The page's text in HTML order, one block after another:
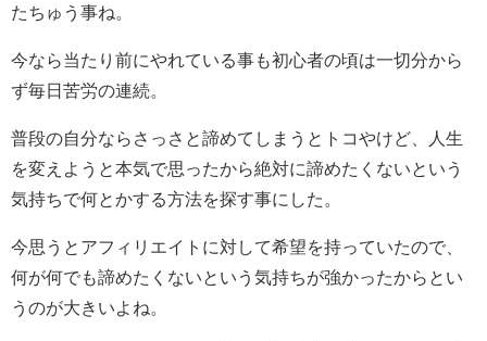
たちゅう事ね。
今なら当たり前にやれている事も初心者の頃は一切分から
ず毎日苦労の連続。
普段の自分ならさっさと諦めてしまうとトコやけど、人生
を変えようと本気で思ったから絶対に諦めたくないという
気持ちで何とかする方法を探す事にした。
今思うとアフィリエイトに対して希望を持っていたので、
何が何でも諦めたくないという気持ちが強かったからとい
うのが大きいよね。